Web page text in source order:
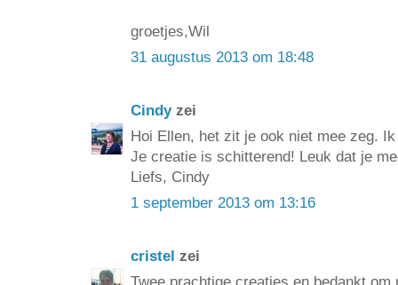
groetjes,Wil
31 augustus 2013 om 18:48
Cindyzei
Hoi Ellen, het zit je ook niet mee zeg.
Je creatie is schitterend! Leuk dat je
Liefs, Cindy
1 september 2013 om 13:16
cristel zei
Twee prachtige creaties en bedankt